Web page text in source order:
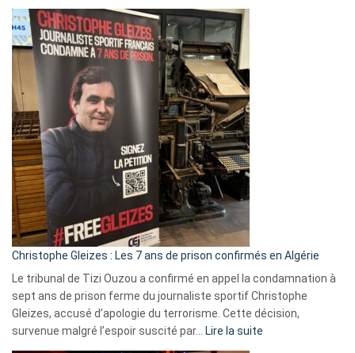
Eurovision
2026
:
Pays-
Bas,
Espagne,
Irlande
et
Slovénie
rejettent
la
présence
d’Israël
Christophe Gleizes : Les 7 ans de prison confirmés en Algérie
Le tribunal de Tizi Ouzou a confirmé en appel la condamnation à
sept ans de prison ferme du journaliste sportif Christophe
Gleizes, accusé d’apologie du terrorisme. Cette décision,
survenue malgré l’espoir suscité par…
Lire la suite